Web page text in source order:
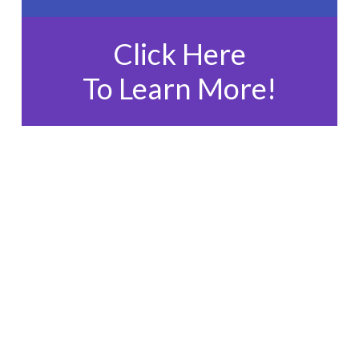
Click Here
To Learn More!